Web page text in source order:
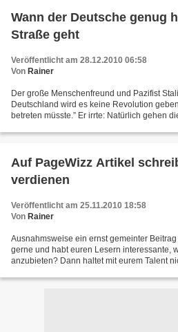
Wann der Deutsche genug
Straße geht
Veröffentlicht am 28.12.2010 06:58
Von Rainer
Der große Menschenfreund und Pazifist
Deutschland wird es keine Revolution
betreten müsste.” Er irrte: Natürlich gehen
Auf PageWizz Artikel
verdienen
Veröffentlicht am 25.11.2010 18:58
Von Rainer
Ausnahmsweise ein ernst gemeinter
gerne und habt euren Lesern interessante,
anzubieten? Dann haltet mit eurem Talent